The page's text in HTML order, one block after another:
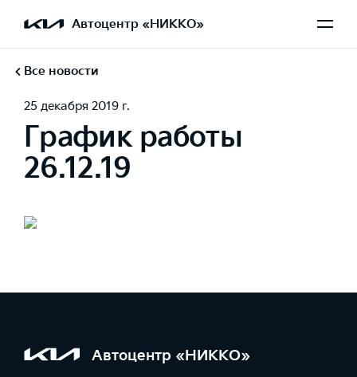
Автоцентр «НИККО»
Все новости
25 декабря 2019 г.
График работы
26.12.19
Автоцентр «НИККО»